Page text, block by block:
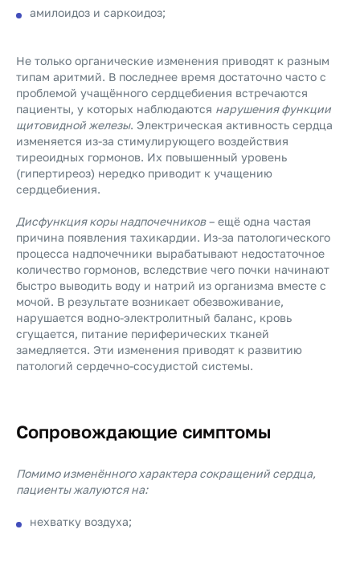
амилоидоз и саркоидоз;
Не только органические изменения приводят к разным
типам аритмий. В последнее время достаточно часто с
проблемой учащённого сердцебиения встречаются
пациенты, у которых наблюдаются нарушения функции
щитовидной железы. Электрическая активность сердца
изменяется из-за стимулирующего воздействия
тиреоидных гормонов. Их повышенный уровень
(гипертиреоз) нередко приводит к учащению
сердцебиения.
Дисфункция коры надпочечников– ещё одна частая
причина появления тахикардии. Из-за патологического
процесса надпочечники вырабатывают недостаточное
количество гормонов, вследствие чего почки начинают
быстро выводить воду и натрий из организма вместе с
мочой. В результате возникает обезвоживание,
нарушается водно-электролитный баланс, кровь
сгущается, питание периферических тканей
замедляется. Эти изменения приводят к развитию
патологий сердечно-сосудистой системы.
Сопровождающие симптомы
Помимо изменённого характера сокращений сердца,
пациенты жалуются на:
нехватку воздуха;